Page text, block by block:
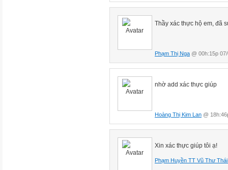
Thầy xác thực hộ em, đã
Phạm Thị Nga @ 00h:15p
nhờ add xác thực giúp
Hoàng Thị Kim Lan @
Xin xác thực giúp tôi ạ!
Phạm Huyền TT Vũ Thư